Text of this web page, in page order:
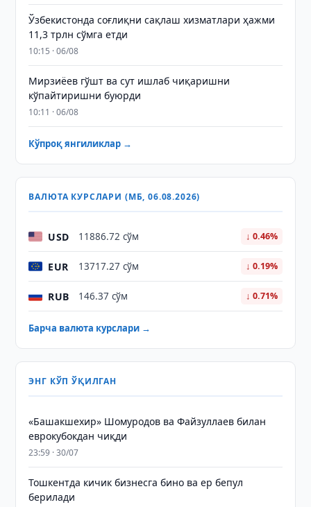
Ўзбекистонда соғлиқни сақлаш хизматлари ҳажми
11,3 трлн сўмга етди
10:15 · 06/08
Мирзиёев гўшт ва сут ишлаб чиқаришни
кўпайтиришни буюрди
10:11 · 06/08
Кўпроқ янгиликлар →
ВАЛЮТА КУРСЛАРИ (МБ, 06.08.2026)
USD 11886.72 сўм ↓ 0.46%
EUR 13717.27 сўм ↓ 0.19%
RUB 146.37 сўм ↓ 0.71%
Барча валюта курслари →
ЭНГ КЎП ЎҚИЛГАН
«Башакшехир» Шомуродов ва Файзуллаев билан
еврокубокдан чиқди
23:59 · 30/07
Тошкентда кичик бизнесга бино ва ер бепул
берилади